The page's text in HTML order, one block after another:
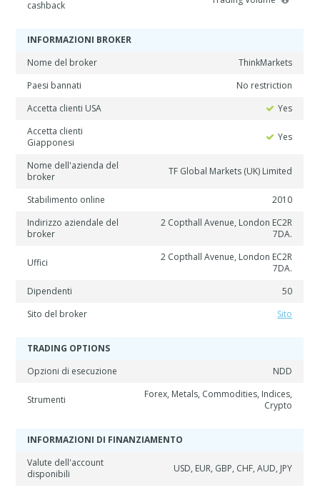
cashback
INFORMAZIONI BROKER
Nome del broker
ThinkMarkets
Paesi bannati
No restriction
Accetta clienti USA
Yes
Accetta clienti
Giapponesi
Yes
Nome dell'azienda del
broker
TF Global Markets (UK) Limited
Stabilimento online
2010
Indirizzo aziendale del
broker
2 Copthall Avenue, London EC2R
7DA.
Uffici
2 Copthall Avenue, London EC2R
7DA.
Dipendenti
50
Sito del broker
Sito
TRADING OPTIONS
Opzioni di esecuzione
NDD
Strumenti
Forex, Metals, Commodities, Indices,
Crypto
INFORMAZIONI DI FINANZIAMENTO
Valute dell'account
disponibili
USD, EUR, GBP, CHF, AUD, JPY